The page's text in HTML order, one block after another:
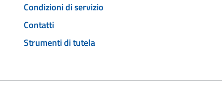
Condizioni di servizio
Contatti
Strumenti di tutela